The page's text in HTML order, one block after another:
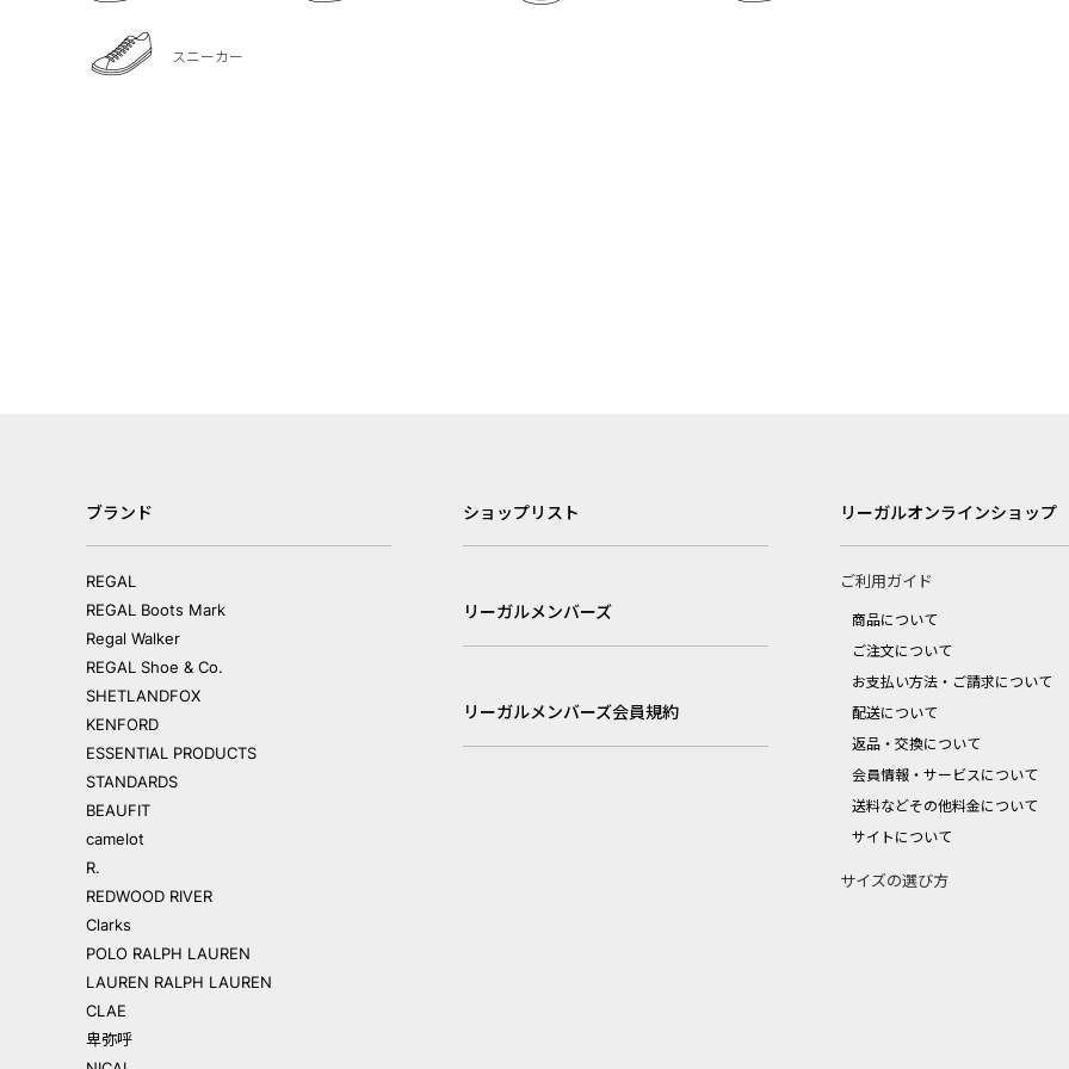
スニーカー
ブランド
REGAL
REGAL Boots Mark
Regal Walker
REGAL Shoe & Co.
SHETLANDFOX
KENFORD
ESSENTIAL PRODUCTS
STANDARDS
BEAUFIT
camelot
R.
REDWOOD RIVER
Clarks
POLO RALPH LAUREN
LAUREN RALPH LAUREN
CLAE
卑弥呼
ショップリスト
リーガルメンバーズ
リーガルメンバーズ会員規約
リーガルオンラインショップ
ご利用ガイド
商品について
ご注文について
お支払い方法・ご請求について
配送について
返品・交換について
会員情報・サービスについて
送料などその他料金について
サイトについて
サイズの選び方